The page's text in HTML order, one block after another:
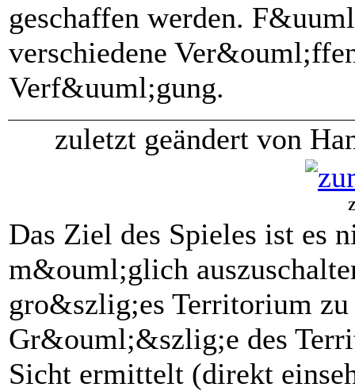
geschaffen werden.
verschiedene
Verf&uuml;gung.
zuletzt geändert von
Das Ziel des Spieles ist es
m&ouml;glich
gro&szlig;es Territorium
Gr&ouml;&szlig;e des
Sicht ermittelt (direkt